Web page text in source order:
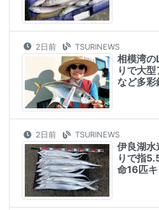
2日前 TSURINEWS
相模湾の
りで大
など多
2日前 TSURINEWS
伊良湖水
りで指
命16匹